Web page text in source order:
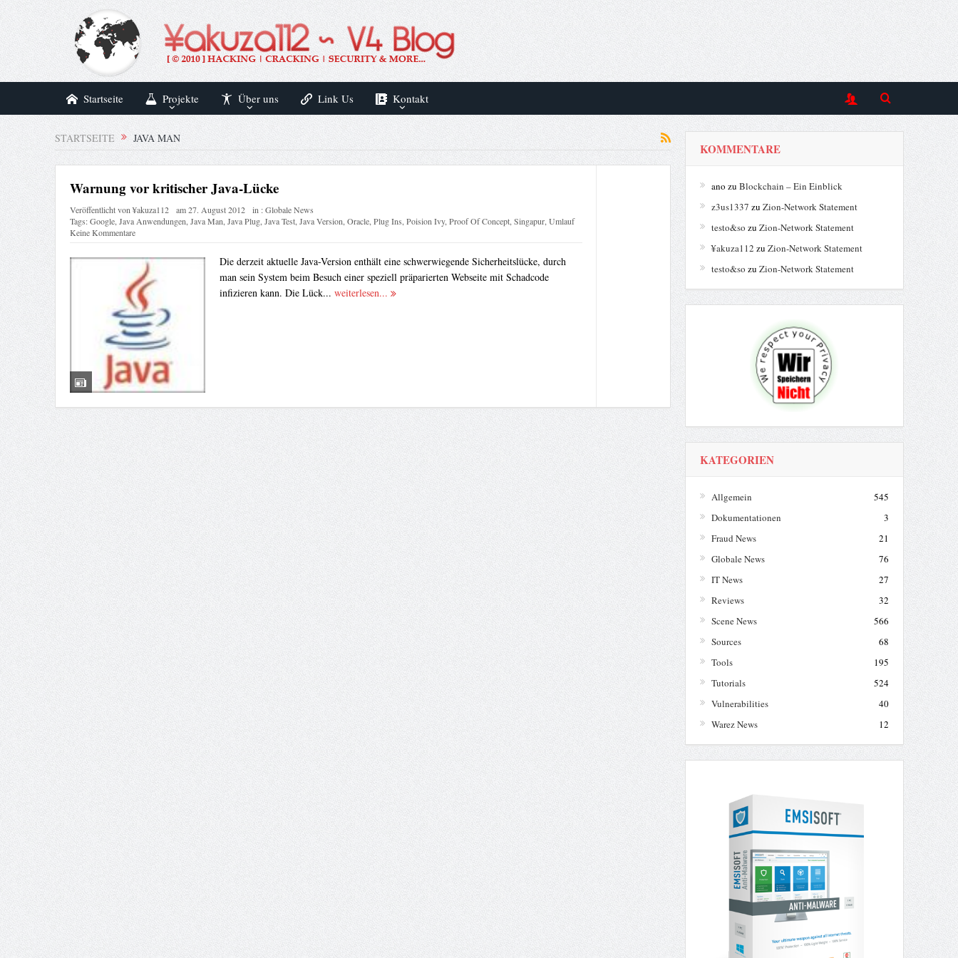
Startseite Projekte Über uns Link Us Kontakt
STARTSEITE JAVA MAN
Warnung vor kritischer Java-Lücke
Veröffentlicht von¥akuza112 am27. August 2012 in :Globale News
Tags:Google,Java Anwendungen,Java Man,Java Plug,Java Test,Java Version,Oracle,Plug Ins,Poision Ivy,Proof Of Concept,Singapur,Umlauf
Keine Kommentare
Die derzeit aktuelle Java-Version enthält eine schwerwiegende Sicherheitslücke, durch
man sein System beim Besuch einer speziell präparierten Webseite mit Schadcode
infizieren kann. Die Lück... weiterlesen...
KOMMENTARE
ano zu Blockchain – Ein Einblick
z3us1337 zu Zion-Network Statement
testo&so zu Zion-Network Statement
¥akuza112 zu Zion-Network Statement
testo&so zu Zion-Network Statement
KATEGORIEN
Allgemein
545
Dokumentationen
3
Fraud News
21
Globale News
76
IT News
27
Reviews
32
Scene News
566
Sources
68
Tools
195
Tutorials
524
Vulnerabilities
40
Warez News
12